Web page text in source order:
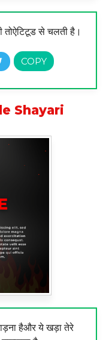
तोऐटिटूड से चलती है।
Shayari
हैऔर ये खड़ा तेरे